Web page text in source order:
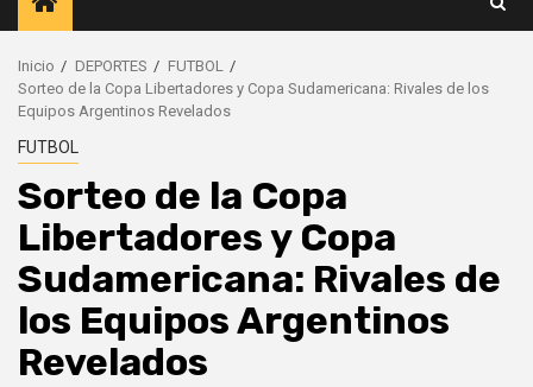
Inicio DEPORTES
FUTBOL
Sorteo de la Copa Libertadores y Copa Sudamericana: Rivales de los
Equipos Argentinos Revelados
FUTBOL
Sorteo de la Copa
Libertadores y Copa
Sudamericana: Rivales de
los Equipos Argentinos
Revelados